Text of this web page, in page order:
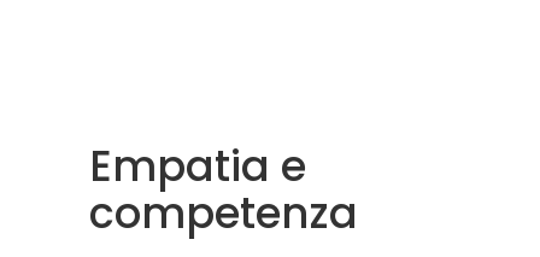
Empatia e
competenza